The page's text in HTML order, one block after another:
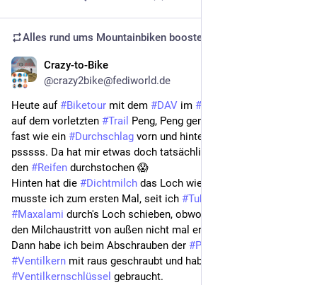
Alles rund ums Mountainbiken boosted
Crazy-to-Bike
@crazy2bike@fediworld.de
Heute auf #Biketour mit dem #DAV im #Schwarzwald
auf dem vorletzten #Trail Peng, Peng gemacht (vom Geräusch
fast wie ein #Durchschlag vorn und hinten) und danach
psssss. Da hat mir etwas doch tatsächlich vorn und hinten
den #Reifen durchstochen 😱
Hinten hat die #Dichtmilch das Loch wieder abgedichtet. Vorn
musste ich zum ersten Mal, seit ich #Tubeless
#Maxalami durch's Loch schieben, obwohl man das Loch ohne
den Milchaustritt von außen nicht mal erkennen konnte 🤷
Dann habe ich beim Abschrauben der #Pumpe
#Ventilkern
#Ventilkernschlüssel gebraucht.